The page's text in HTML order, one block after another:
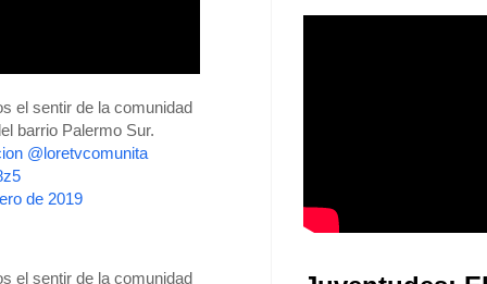
el sentir de la comunidad
barrio Palermo Sur.
@loretvcomunita
de 2019
el sentir de la comunidad